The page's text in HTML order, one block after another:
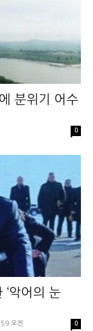
분위기 어수
0
‘악어의 눈
오전 0